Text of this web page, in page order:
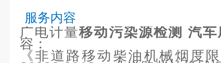
服务内容
广电计量移动污染源检测 汽
容：
《非道路移动柴油机械烟度